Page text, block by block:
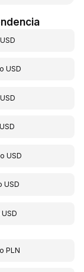
USD
USD
USD
USD
USD
USD
USD
PLN